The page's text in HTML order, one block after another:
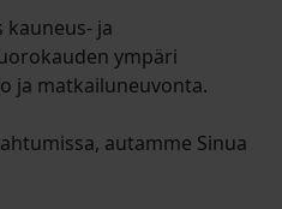
kauneus- ja
ympäri
ja matkailuneuvonta.
autamme Sinua